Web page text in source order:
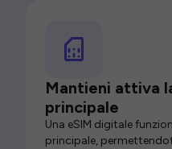
Mantieni attiva
principale
Una eSIM digitale
principale,